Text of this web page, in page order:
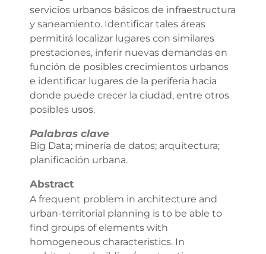
servicios urbanos básicos de infraestructura
y saneamiento. Identificar tales áreas
permitirá localizar lugares con similares
prestaciones, inferir nuevas demandas en
función de posibles crecimientos urbanos
e identificar lugares de la periferia hacia
donde puede crecer la ciudad, entre otros
posibles usos.
Palabras clave
Big Data; minería de datos; arquitectura;
planificación urbana.
Abstract
A frequent problem in architecture and
urban-territorial planning is to be able to
find groups of elements with
homogeneous characteristics. In